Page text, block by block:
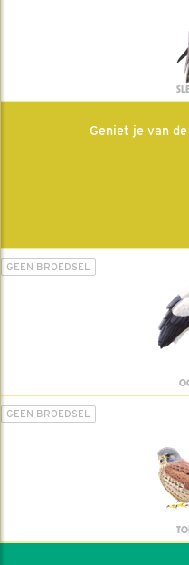
Geniet je van
GEEN BROEDSEL
GEEN BROEDSEL